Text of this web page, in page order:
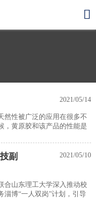

2021/05/14
然性被广泛的应用在很多不
，黄原胶和该产品的性能是
副
2021/05/10
合山东理工大学深入推动校
淄博“一人双岗”计划，引导